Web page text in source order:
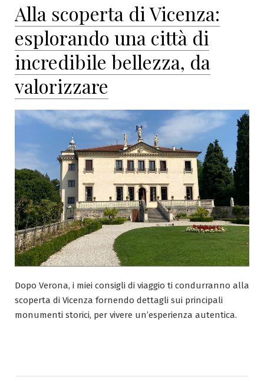
Alla scoperta di Vicenza:
esplorando una città di
incredibile bellezza, da
valorizzare
Dopo Verona, i miei consigli di viaggio ti condurranno alla
scoperta di Vicenza fornendo dettagli sui principali
monumenti storici, per vivere un’esperienza autentica.